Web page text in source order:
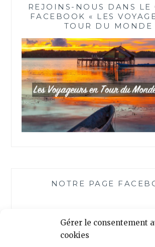
Gérer le consentement
cookies
REJOINS-NOUS DANS LE
FACEBOOK « LES
TOUR DU MONDE
NOTRE PAGE